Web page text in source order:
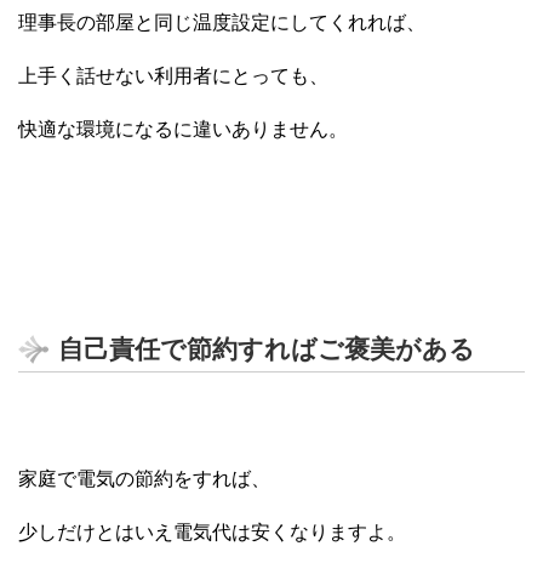
理事長の部屋と同じ温度設定にしてくれれば、
上手く話せない利用者にとっても、
快適な環境になるに違いありません。
自己責任で節約すればご褒美がある
家庭で電気の節約をすれば、
少しだけとはいえ電気代は安くなりますよ。